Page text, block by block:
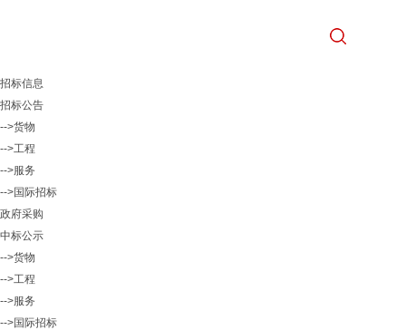
招标信息
招标公告
-->货物
-->工程
-->服务
-->国际招标
政府采购
中标公示
-->货物
-->工程
-->服务
-->国际招标